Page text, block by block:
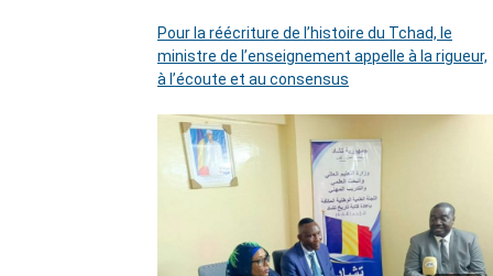
Pour la réécriture de l’histoire du Tchad, le
ministre de l’enseignement appelle à la rigueur,
à l’écoute et au consensus